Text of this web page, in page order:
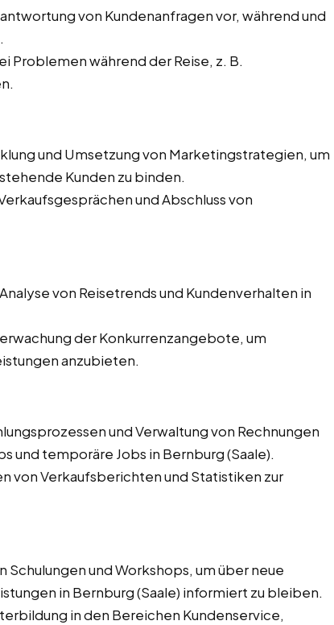
von Kundenanfragen vor, während und
Problemen während der Reise, z. B.
und Umsetzung von Marketingstrategien, um
Kunden zu binden.
und Abschluss von
von Reisetrends und Kundenverhalten in
der Konkurrenzangebote, um
anzubieten.
und Verwaltung von Rechnungen
und temporäre Jobs in Bernburg (Saale).
von Verkaufsberichten und Statistiken zur
Schulungen und Workshops, um über neue
in Bernburg (Saale) informiert zu bleiben.
in den Bereichen Kundenservice,